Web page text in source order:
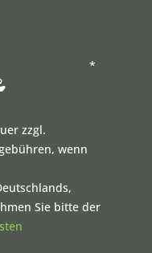
*
zzgl.
wenn
Sie bitte der